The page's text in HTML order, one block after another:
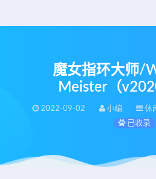
魔女指环大师/
Meister（
2022-09-02 小编 休
已收录